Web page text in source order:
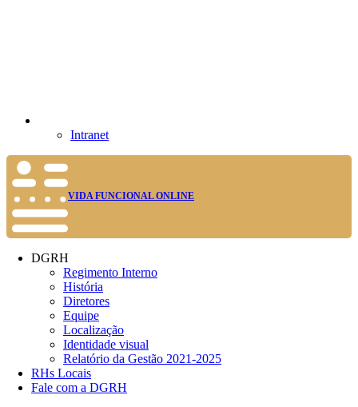
Intranet
VIDA FUNCIONAL ONLINE
DGRH
Regimento Interno
História
Diretores
Equipe
Localização
Identidade visual
Relatório da Gestão 2021-2025
RHs Locais
Fale com a DGRH